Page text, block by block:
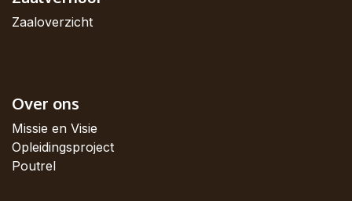
Zaaloverzicht
Over ons
Missie en Visie
Opleidingsproject
Poutrel